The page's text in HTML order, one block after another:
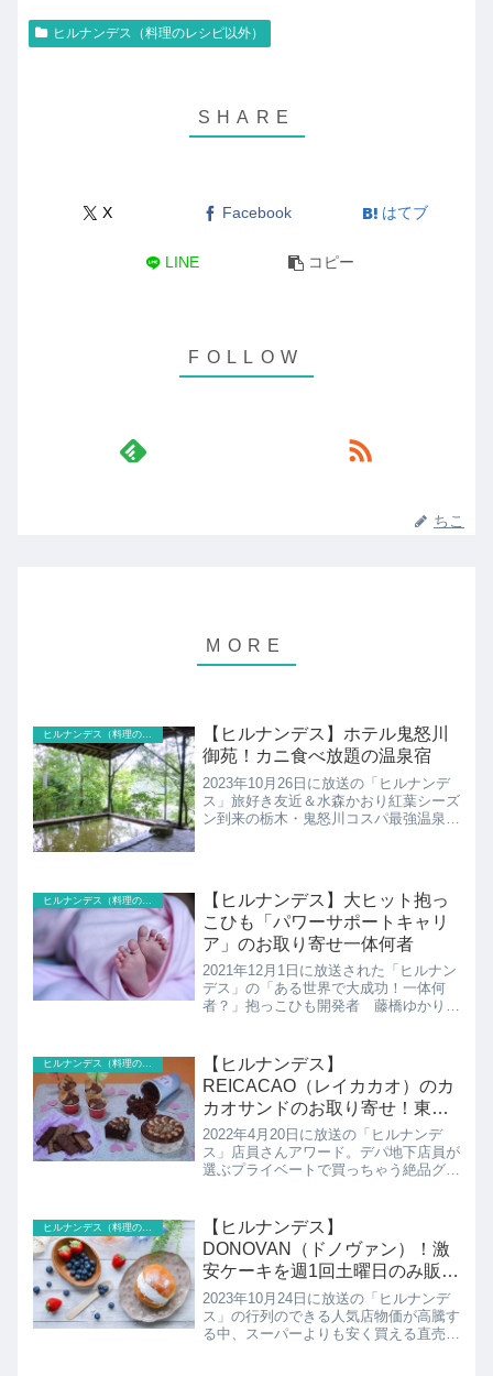
ヒルナンデス（料理のレシピ以外）
X Facebook はてブ
LINE コピー
ちこ
ヒルナンデス（料理のレシピ以外）
【ヒルナンデス】ホテル鬼怒川
御苑！カニ食べ放題の温泉宿
2023年10月26日に放送の「ヒルナンデ
ス」旅好き友近＆水森かおり紅葉シーズ
ン到来の栃木・鬼怒川コスパ最強温泉巡
【ヒルナンデス】大ヒット抱っ
こひも「パワーサポートキャリ
ア」のお取り寄せ一体何者
2021年12月1日に放送された「ヒルナン
デス」の「ある世界で大成功！一体何
者？」抱っこひも開発者 藤橋ゆかりさ
の紹介です！
ヒルナンデス（料理のレシピ以外）
【ヒルナンデス】
REICACAO（レイカカオ）のカ
カオサンドのお取り寄せ！東急
フードショー店員アワード
2022年4月20日に放送の「ヒルナンデ
ス」店員さんアワード。デパ地下店員が
選ぶプライベートで買っちゃう絶品グル
子2位のREICACAO（レイカカオ）のカ
カオサンドの...
ヒルナンデス（料理のレシピ以外）
【ヒルナンデス】
DONOVAN（ドノヴァン）！激
安ケーキを週1回土曜日のみ販
売：行列のできる販売所
2023年10月24日に放送の「ヒルナンデ
ス」の行列のできる人気店物価が高騰す
る中、スーパーよりも安く買える直売所